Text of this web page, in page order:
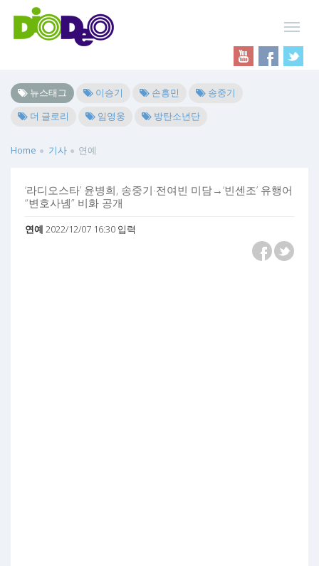
뉴스태그 이승기 손흥민
송중기
더 글로리
임영웅 방탄소년단
Home 기사 연예
‘라디오스타’ 윤병희, 송중기·전여빈 미담→‘빈센조’ 유행어
“변호사녬” 비화 공개
연예 2022/12/07 16:30 입력